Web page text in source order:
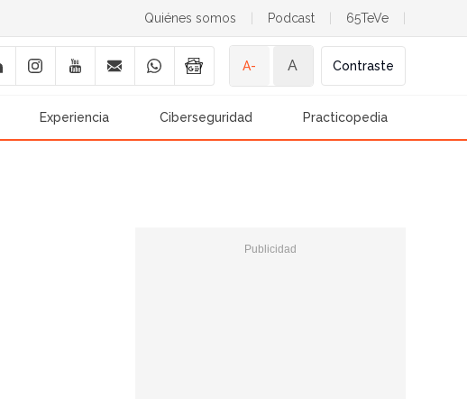
Quiénes somos Podcast 65TeVe
A- A Contraste
Experiencia Ciberseguridad Practicopedia